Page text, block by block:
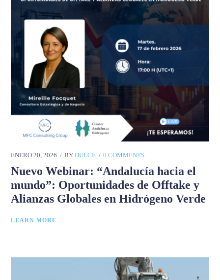
ENERO 20, 2026 BYDULCE 0 COMMENTS
Nuevo Webinar: “Andalucía hacia el
mundo”: Oportunidades de Offtake y
Alianzas Globales en Hidrógeno Verde
LEARN MORE